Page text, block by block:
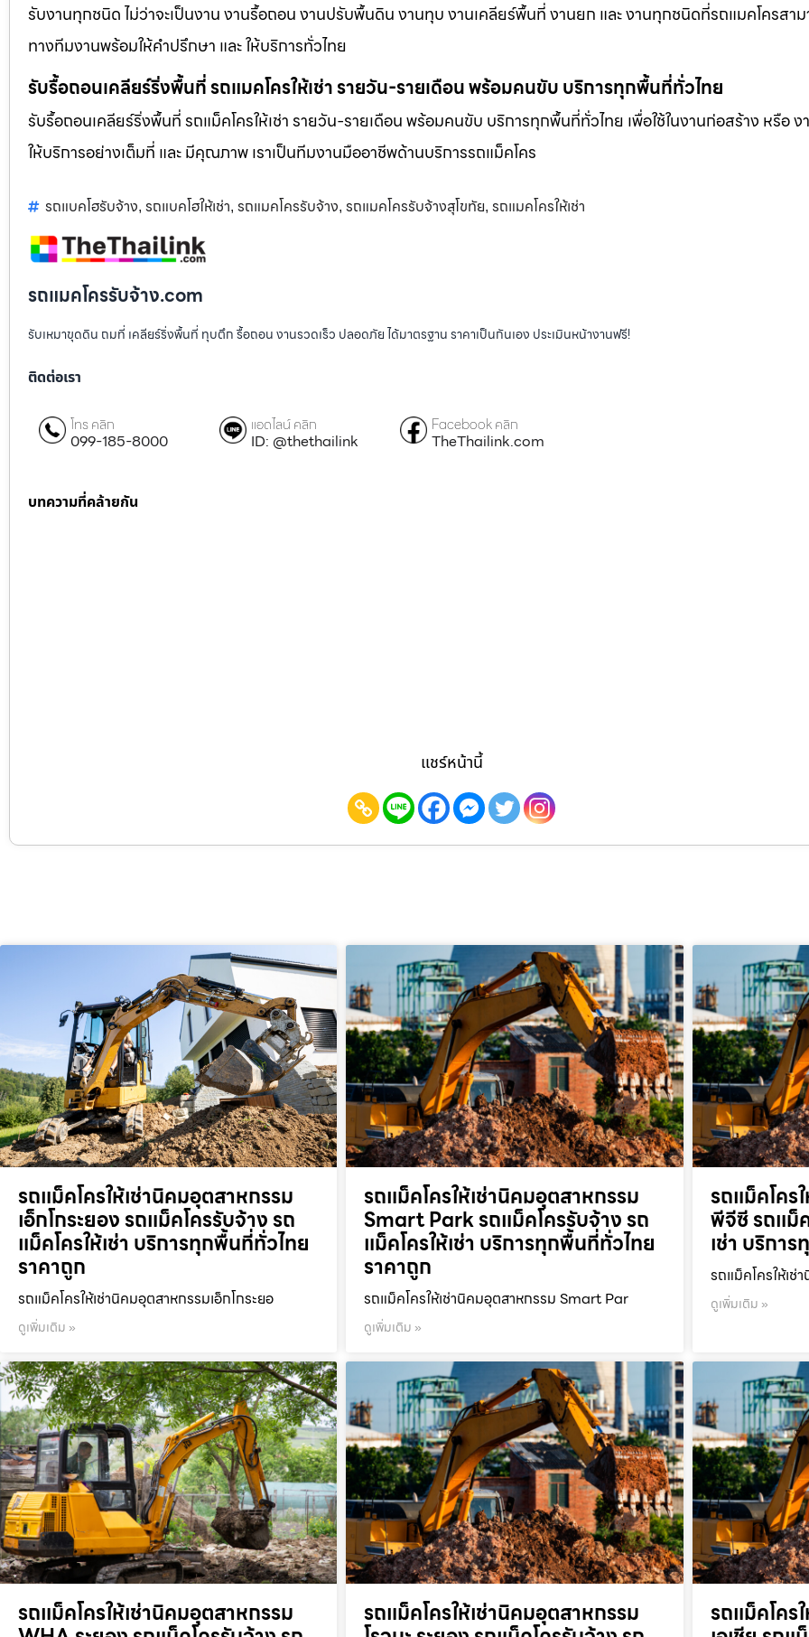
รับงานทุกชนิด ไม่ว่าจะเป็นงาน งานรื้อถอน งานปรับพื้นดิน งานทุบ งานเคลียร์พื้นที่ งานยก และ งานทุกชนิดที่รถแมคโครสาม
ทางทีมงานพร้อมให้คำปรึกษา และ ให้บริการทั่วไทย
รับรื้อถอนเคลียร์ริ่งพื้นที่ รถแมคโครให้เช่า รายวัน-รายเดือน พร้อมคนขับ บริการทุกพื้นที่ทั่วไทย
รับรื้อถอนเคลียร์ริ่งพื้นที่ รถแม็คโครให้เช่า รายวัน-รายเดือน พร้อมคนขับ บริการทุกพื้นที่ทั่วไทย เพื่อใช้ในงานก่อสร้าง หรือ
ให้บริการอย่างเต็มที่ และ มีคุณภาพ เราเป็นทีมงานมืออาชีพด้านบริการรถแม็คโคร
รถแบคโฮรับจ้าง, รถแบคโฮให้เช่า, รถแมคโครรับจ้าง, รถแมคโครรับจ้างสุโขทัย, รถแมคโครให้เช่า
รถแมคโครรับจ้าง.com
รับเหมาขุดดิน ถมที่ เคลียร์ริ่งพื้นที่ ทุบตึก รื้อถอน งานรวดเร็ว ปลอดภัย ได้มาตรฐาน ราคาเป็นกันเอง ประเมินหน้างานฟรี!
ติดต่อเรา
โทร คลิก
099-185-8000
แอดไลน์ คลิก
ID: @thethailink
Facebook คลิก
TheThailink.com
บทความที่คล้ายกัน
แชร์หน้านี้
รถแม็คโครให้เช่านิคมอุตสาหกรรม
เอ็กโกระยอง รถแม็คโครรับจ้าง รถ
แม็คโครให้เช่า บริการทุกพื้นที่ทั่วไทย
ราคาถูก
รถแม็คโครให้เช่านิคมอุตสาหกรรมเอ็กโกระยอ
ดูเพิ่มเติม »
รถแม็คโครให้เช่านิคมอุตสาหกรรม
Smart Park รถแม็คโครรับจ้าง รถ
แม็คโครให้เช่า บริการทุกพื้นที่ทั่วไทย
ราคาถูก
รถแม็คโครให้เช่านิคมอุตสาหกรรม Smart Par
ดูเพิ่มเติม »
รถแม็คโคร
พีจีซี รถแม็
เช่า บริกา
รถแม็คโครให้เ
ดูเพิ่มเติม »
รถแม็คโครให้เช่านิคมอุตสาหกรรม รถแม็คโครให้เช่านิคมอุตสาหกรรม รถแม็คโคร